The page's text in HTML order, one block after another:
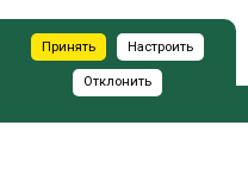
Принять Настроить
Отклонить